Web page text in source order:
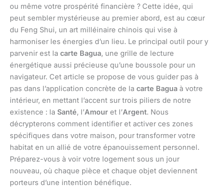
ou même votre prospérité financière ? Cette idée, qui
peut sembler mystérieuse au premier abord, est au cœur
du Feng Shui, un art milléinaire chinois qui vise à
harmoniser les énergies d’un lieu. Le principal outil pour y
parvenir est la carte Bagua, une grille de lecture
énergétique aussi précieuse qu’une boussole pour un
navigateur. Cet article se propose de vous guider pas à
pas dans l’application concrète de la carte Bagua à votre
intérieur, en mettant l’accent sur trois piliers de notre
existence : la Santé, l’Amour et l’Argent. Nous
décrypterons comment identifier et activer ces zones
spécifiques dans votre maison, pour transformer votre
habitat en un allié de votre épanouissement personnel.
Préparez-vous à voir votre logement sous un jour
nouveau, où chaque pièce et chaque objet deviennent
porteurs d’une intention bénéfique.